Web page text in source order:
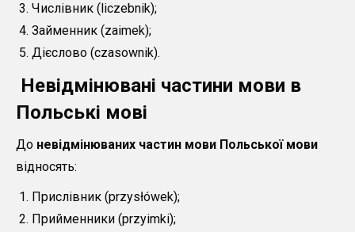
Числівник (liczebnik);
Займенник (zaimek);
Дієслово (czasownik).
Невідмінювані частини мови в
Польські мові
До невідмінюваних частин мови Польської мови
відносять:
Прислівник (przysłówek);
Прийменники (przyimki);